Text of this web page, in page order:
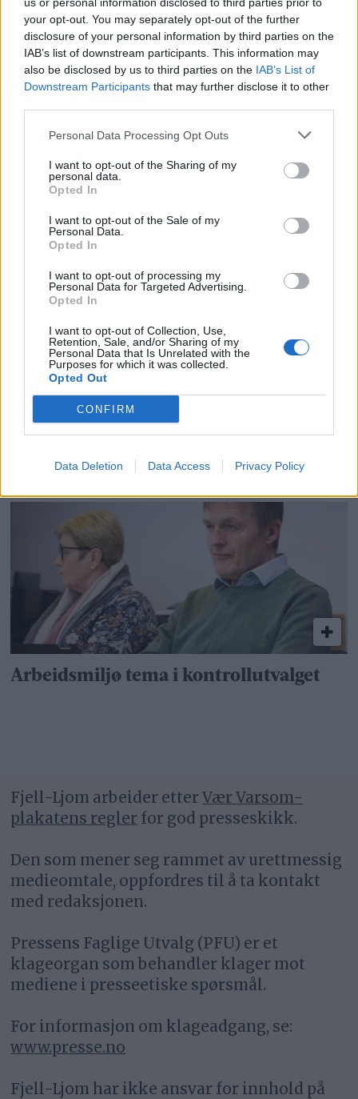
your opt-out. You may separately opt-out of the further
disclosure of your personal information by third parties on the
IAB’s list of downstream participants. This information may
also be disclosed by us to third parties on the IAB’s List of
Downstream Participants that may further disclose it to other
Personal Data Processing Opt Outs
I want to opt-out of the Sharing of my
personal data.
Opted In
I want to opt-out of the Sale of my
Personal Data.
Opted In
I want to opt-out of processing my
Personal Data for Targeted Advertising.
Opted In
I want to opt-out of Collection, Use,
Retention, Sale, and/or Sharing of my
Personal Data that Is Unrelated with the
Purposes for which it was collected.
Opted Out
CONFIRM
Data Deletion Data Access Privacy Policy
Bruker 400.000 på vedlikehold av veg
Planlegger ny barnehage i Ålen
Biblioteket flytter til Ålen Senter
Arbeidsmiljø tema i kontrollutvalget
Fjell-Ljom arbeider etterVær Varsom-
plakatens regler for god presseskikk.
Den som mener seg rammet av urettmessig
medieomtale, oppfordres til å ta kontakt
med redaksjonen.
Pressens Faglige Utvalg (PFU) er et
klageorgan som behandler klager mot
mediene i presseetiske spørsmål.
For informasjon om klageadgang, se:
www.presse.no
Fjell-Ljom har ikke ansvar for innhold på